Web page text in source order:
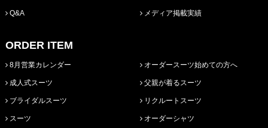
Q&A メディア掲載実績
ORDER ITEM
8月営業カレンダー
成人式スーツ
ブライダルスーツ
スーツ
オーダースーツ始めての方へ
父親が着るスーツ
リクルートスーツ
オーダーシャツ